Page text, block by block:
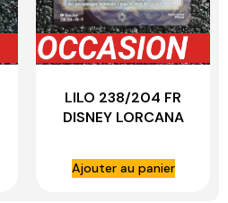
LILO 238/204 FR
DISNEY LORCANA
Ajouter au panier